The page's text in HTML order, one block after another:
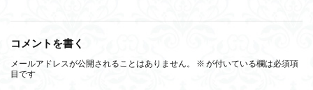
コメントを書く
メールアドレスが公開されることはありません。 ※ が付いている欄は必須項
目です